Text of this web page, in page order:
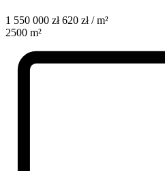
1 550 000 zł 620 zł / m²
2500 m²